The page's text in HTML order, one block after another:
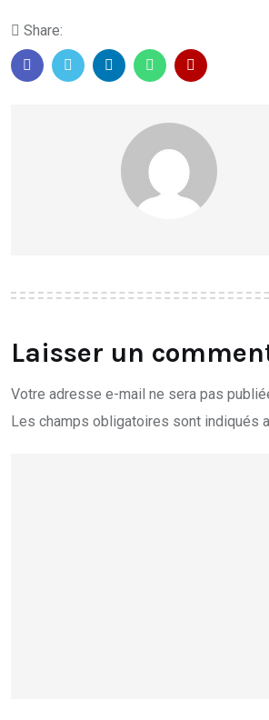
Share:
Laisser un
Votre adresse e-mail ne sera pas
Les champs obligatoires sont indiqués